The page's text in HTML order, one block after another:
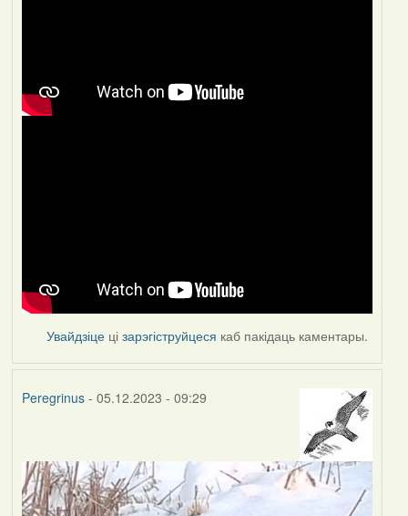
Увайдзіце цізарэгіструйцеся каб пакідаць каментары.
Peregrinus- 05.12.2023 - 09:29